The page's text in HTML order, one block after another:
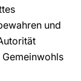
und